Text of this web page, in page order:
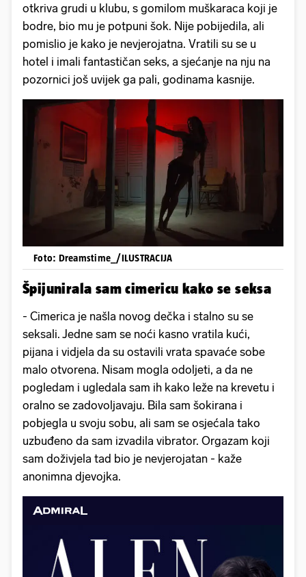
otkriva grudi u klubu, s gomilom muškaraca koji je
bodre, bio mu je potpuni šok. Nije pobijedila, ali
pomislio je kako je nevjerojatna. Vratili su se u
hotel i imali fantastičan seks, a sjećanje na nju na
pozornici još uvijek ga pali, godinama kasnije.
Foto: Dreamstime_/ILUSTRACIJA
Špijunirala sam cimericu kako se seksa
- Cimerica je našla novog dečka i stalno su se
seksali. Jedne sam se noći kasno vratila kući,
pijana i vidjela da su ostavili vrata spavaće sobe
malo otvorena. Nisam mogla odoljeti, a da ne
pogledam i ugledala sam ih kako leže na krevetu i
oralno se zadovoljavaju. Bila sam šokirana i
pobjegla u svoju sobu, ali sam se osjećala tako
uzbuđeno da sam izvadila vibrator. Orgazam koji
sam doživjela tad bio je nevjerojatan - kaže
anonimna djevojka.